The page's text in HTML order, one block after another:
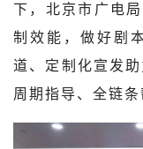
下，北京市广电
制效能，做好剧
道、定制化宣发
周期指导、全链条